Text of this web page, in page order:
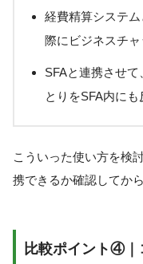
経費精算システ
際にビジネスチ
SFAと連携させ
とりをSFA内にも
こういった使い方を検
携できるか確認してか
比較ポイント④｜